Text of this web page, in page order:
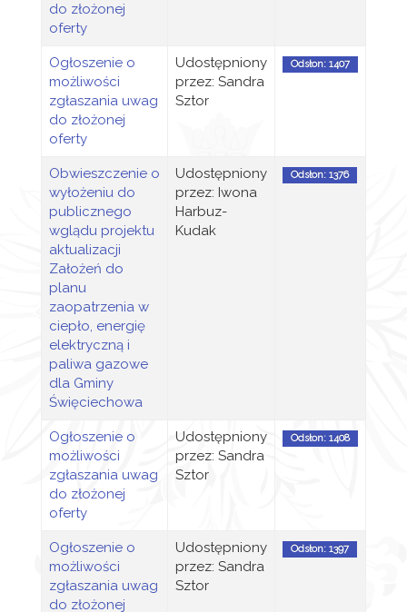
do złożonej
oferty
Ogłoszenie o
możliwości
zgłaszania uwag
do złożonej
oferty
Udostępniony
przez: Sandra
Sztor
Odsłon: 1407
Obwieszczenie o
wyłożeniu do
publicznego
wglądu projektu
aktualizacji
Założeń do
planu
zaopatrzenia w
ciepło, energię
elektryczną i
paliwa gazowe
dla Gminy
Święciechowa
Udostępniony
przez: Iwona
Harbuz-
Kudak
Odsłon: 1376
Ogłoszenie o
możliwości
zgłaszania uwag
do złożonej
oferty
Udostępniony
przez: Sandra
Sztor
Odsłon: 1408
Ogłoszenie o
możliwości
zgłaszania uwag
do złożonej
Udostępniony
przez: Sandra
Sztor
Odsłon: 1397